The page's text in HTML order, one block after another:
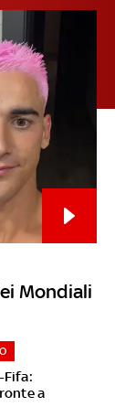
Mondiali
Fifa:
a